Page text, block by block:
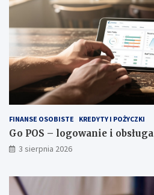
FINANSE OSOBISTE KREDYTY I POŻYCZKI
Go POS – logowanie i
3 sierpnia 2026